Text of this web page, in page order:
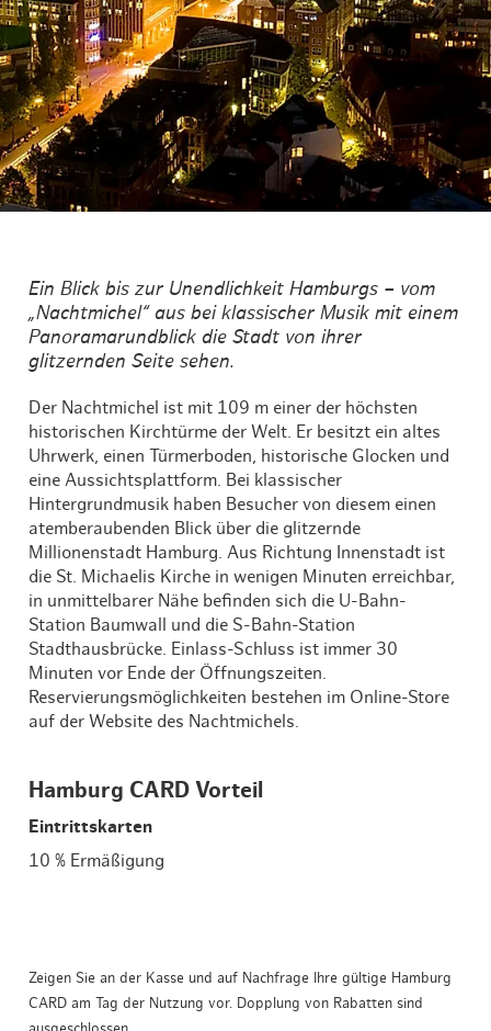
Ein Blick bis zur Unendlichkeit Hamburgs – vom
„Nachtmichel“ aus bei klassischer Musik mit einem
Panoramarundblick die Stadt von ihrer
glitzernden Seite sehen.
Der Nachtmichel ist mit 109 m einer der höchsten
historischen Kirchtürme der Welt. Er besitzt ein altes
Uhrwerk, einen Türmerboden, historische Glocken und
eine Aussichtsplattform. Bei klassischer
Hintergrundmusik haben Besucher von diesem einen
atemberaubenden Blick über die glitzernde
Millionenstadt Hamburg. Aus Richtung Innenstadt ist
die St. Michaelis Kirche in wenigen Minuten erreichbar,
in unmittelbarer Nähe befinden sich die U-Bahn-
Station Baumwall und die S-Bahn-Station
Stadthausbrücke. Einlass-Schluss ist immer 30
Minuten vor Ende der Öffnungszeiten.
Reservierungsmöglichkeiten bestehen im Online-Store
auf der Website des Nachtmichels.
Hamburg CARD Vorteil
Eintrittskarten
10 % Ermäßigung
Zeigen Sie an der Kasse und auf Nachfrage Ihre gültige Hamburg
CARD am Tag der Nutzung vor. Dopplung von Rabatten sind